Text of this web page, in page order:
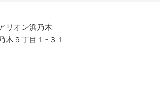
開始します
リオン浜乃木
木６丁目１−３１